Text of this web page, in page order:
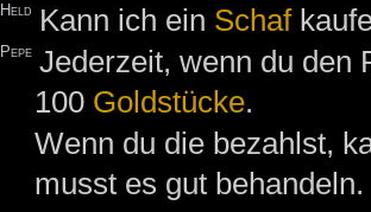
Held Kann ich ein Schaf
Pepe Jederzeit, wenn du den
100 Goldstücke.
Wenn du die bezahlst,
musst es gut behandeln.